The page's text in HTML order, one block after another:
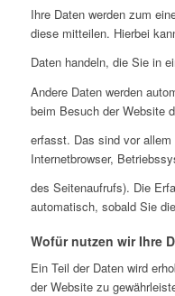
Ihre Daten werden zum
diese mitteilen. Hierbei
Daten handeln, die Sie in
Andere Daten werden
beim Besuch der Website
erfasst. Das sind vor
Internetbrowser,
des Seitenaufrufs). Die
automatisch, sobald Sie
Wofür nutzen wir Ihre
Ein Teil der Daten wird
der Website zu